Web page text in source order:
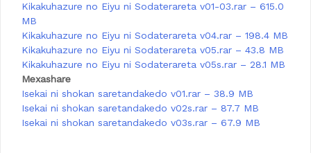
Kikakuhazure no Eiyu ni Sodaterareta v01-03.rar – 615.0
MB
Kikakuhazure no Eiyu ni Sodaterareta v04.rar – 198.4 MB
Kikakuhazure no Eiyu ni Sodaterareta v05.rar – 43.8 MB
Kikakuhazure no Eiyu ni Sodaterareta v05s.rar – 28.1 MB
Mexashare
Isekai ni shokan saretandakedo v01.rar – 38.9 MB
Isekai ni shokan saretandakedo v02s.rar – 87.7 MB
Isekai ni shokan saretandakedo v03s.rar – 67.9 MB